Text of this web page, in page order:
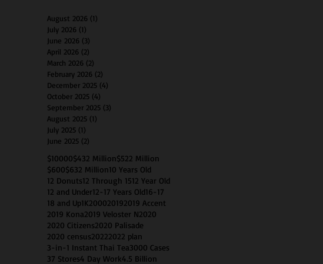
August 2026 (1)
July 2026 (1)
June 2026 (3)
April 2026 (2)
March 2026 (2)
February 2026 (2)
December 2025 (4)
October 2025 (4)
September 2025 (3)
August 2025 (1)
July 2025 (1)
June 2025 (2)
$10000$432 Million$522 Million
$600$632 Million10 Years Old
12 Donuts12 Through 1512 Year Old
12 and Under12-17 Years Old16-17
18 and Up1K200020192019 Accent
2019 Kona2019 Veloster N2020
2020 Citizens2020 Palisade
2020 census20222022 plan
3-in-1 Instant Thai Tea3000 Cases
37 Stores4 Day Work4.5 Billion